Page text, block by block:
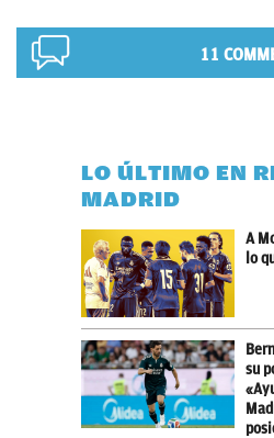
11
LO ÚLTIMO EN
MADRID
A
lo
su